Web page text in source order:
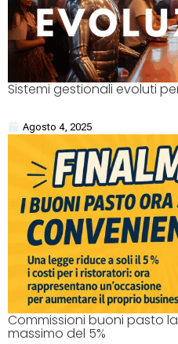
Sistemi gestionali evoluti
Agosto 4, 2025
Commissioni buoni pasto
massimo del 5%